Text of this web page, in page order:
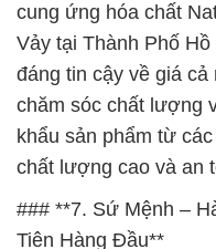
cung ứng hóa chất
Vảy tại Thành Phố
đáng tin cậy về giá
chăm sóc chất lượng
khẩu sản phẩm từ
chất lượng cao và an
### **7. Sứ Mệnh –
Tiên Hàng Đầu**